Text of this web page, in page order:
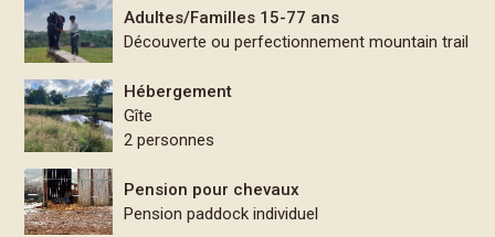
Adultes/Familles 15-77 ans
Découverte ou perfectionnement mountain trail
Hébergement
Gîte
2 personnes
Pension pour chevaux
Pension paddock individuel